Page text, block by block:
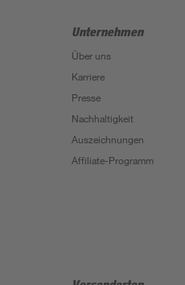
Unternehmen
Über uns
Karriere
Presse
Nachhaltigkeit
Auszeichnungen
Affiliate-Programm